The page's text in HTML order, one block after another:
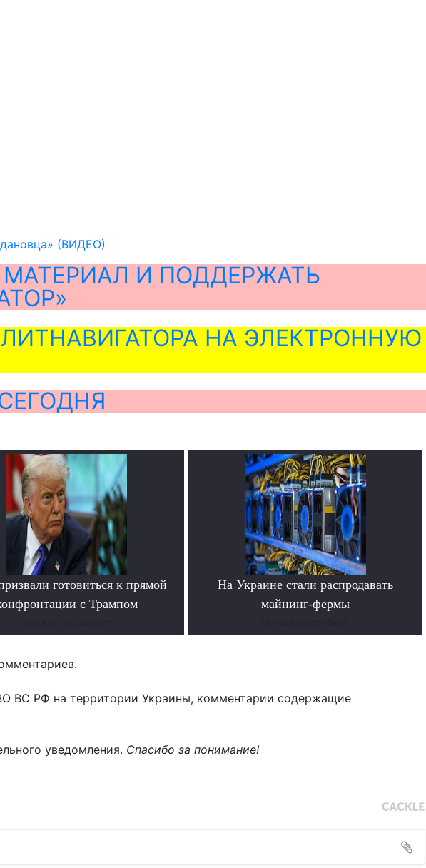
(ВИДЕО)
И ПОДДЕРЖАТЬ
НА ЭЛЕКТРОННУЮ
готовиться к прямой
с Трампом
На Украине стали распродавать
майнинг-фермы
ВС РФ на территории Украины, комментарии содержащие
уведомления. Спасибо за понимание!